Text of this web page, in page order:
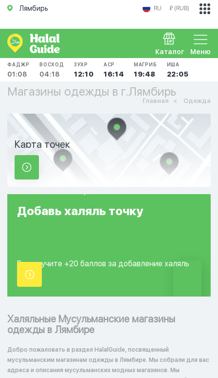
Лямбирь RU ₽ (RUB)
Меню
Каталог
ФАДЖР
01:08
ВОСХОД
04:18
ЗУХР
12:10
АСР
16:14
МАГРИБ
19:48
ИША
22:05
Магазины одежды в г.Лямбирь
Главная Одежда
Карта точек
Добавь халяль точку
Вы получите +20 баллов за добавление халяль
точки.
Халяльные Мусульманские магазины
одежды в Лямбире
Добро пожаловать в раздел HalalGuide, посвященный
мусульманским магазинам одежды в Лямбире. Мы собрали для вас
адреса и описания мусульманских модных магазинов. Мы